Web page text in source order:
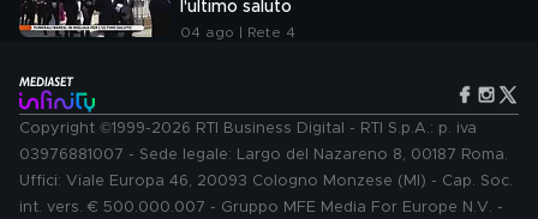
l'ultimo saluto
04 ago | Rete 4
Copyright ©1999-2026 RTI Business Digital - RTI S.p.A.: p. iva
03976881007 - Sede legale: Largo del Nazareno 8, 00187 Roma.
Uffici: Viale Europa 46, 20093 Cologno Monzese (MI) - Cap. Soc.
int. vers. € 500.000.007 - Gruppo MFE Media For Europe N.V. -